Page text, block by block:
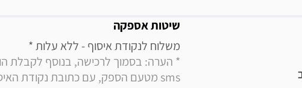
מידע נוסף
שיטות אספקה
משלוח לנקודת איסוף - ללא עלות *
sms מטעם הספק, עם כתובת נקודת האיסוף הקרובה למקום מגוריך